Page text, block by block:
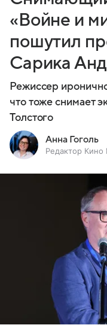
«Войне и
пошутил
Сарика
Режиссер
что тоже снимает
Толстого
Анна Гоголь
Редактор Кино